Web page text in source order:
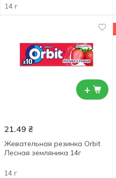
14 г
+
21.49 ₴
Жевательная резинка Orbit
Лесная земляника 14г
14 г